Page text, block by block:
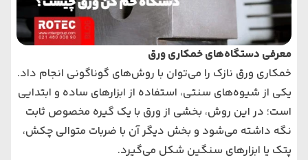
معرفی دستگاه‌های خمکاری ورق
خمکاری ورق نازک را می‌توان با روش‌های گوناگونی انجام داد.
یکی از شیوه‌های سنتی، استفاده از ابزارهای ساده و ابتدایی
است؛ در این روش، بخشی از ورق با یک گیره مخصوص ثابت
نگه داشته می‌شود و بخش دیگر آن با ضربات متوالی چکش،
پتک یا ابزارهای سنگین شکل می‌گیرد.